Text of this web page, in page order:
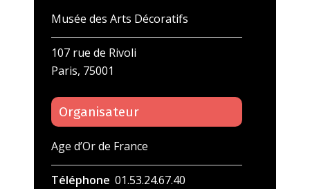
Musée des Arts Décoratifs
107 rue de Rivoli
Paris, 75001
Organisateur
Age d’Or de France
Téléphone 01.53.24.67.40